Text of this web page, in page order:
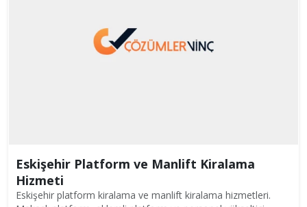
Eskişehir Platform ve Manlift Kiralama
Hizmeti
Eskişehir platform kiralama ve manlift kiralama hizmetleri.